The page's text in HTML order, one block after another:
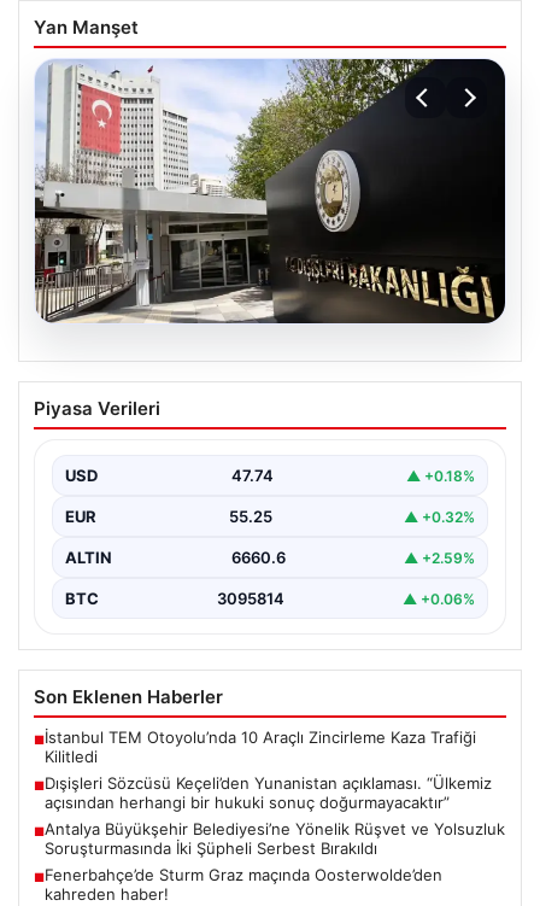
Yan Manşet
07.08.2026
Dışişleri Sözcüsü Keçeli’den
Yunanistan açıklaması. “Ülkemiz
doğurmayacaktır”
Piyasa Verileri
USD 47.74 ▲ +0.18%
EUR 55.25 ▲ +0.32%
ALTIN 6660.6 ▲ +2.59%
BTC 3095814 ▲ +0.06%
Son Eklenen Haberler
■İstanbul TEM Otoyolu’nda 10 Araçlı Zincirleme Kaza Trafiği
Kilitledi
■Dışişleri Sözcüsü Keçeli’den Yunanistan açıklaması. “Ülkemiz
açısından herhangi bir hukuki sonuç doğurmayacaktır”
■Antalya Büyükşehir Belediyesi’ne Yönelik Rüşvet ve Yolsuzluk
Soruşturmasında İki Şüpheli Serbest Bırakıldı
■Fenerbahçe’de Sturm Graz maçında Oosterwolde’den
kahreden haber!